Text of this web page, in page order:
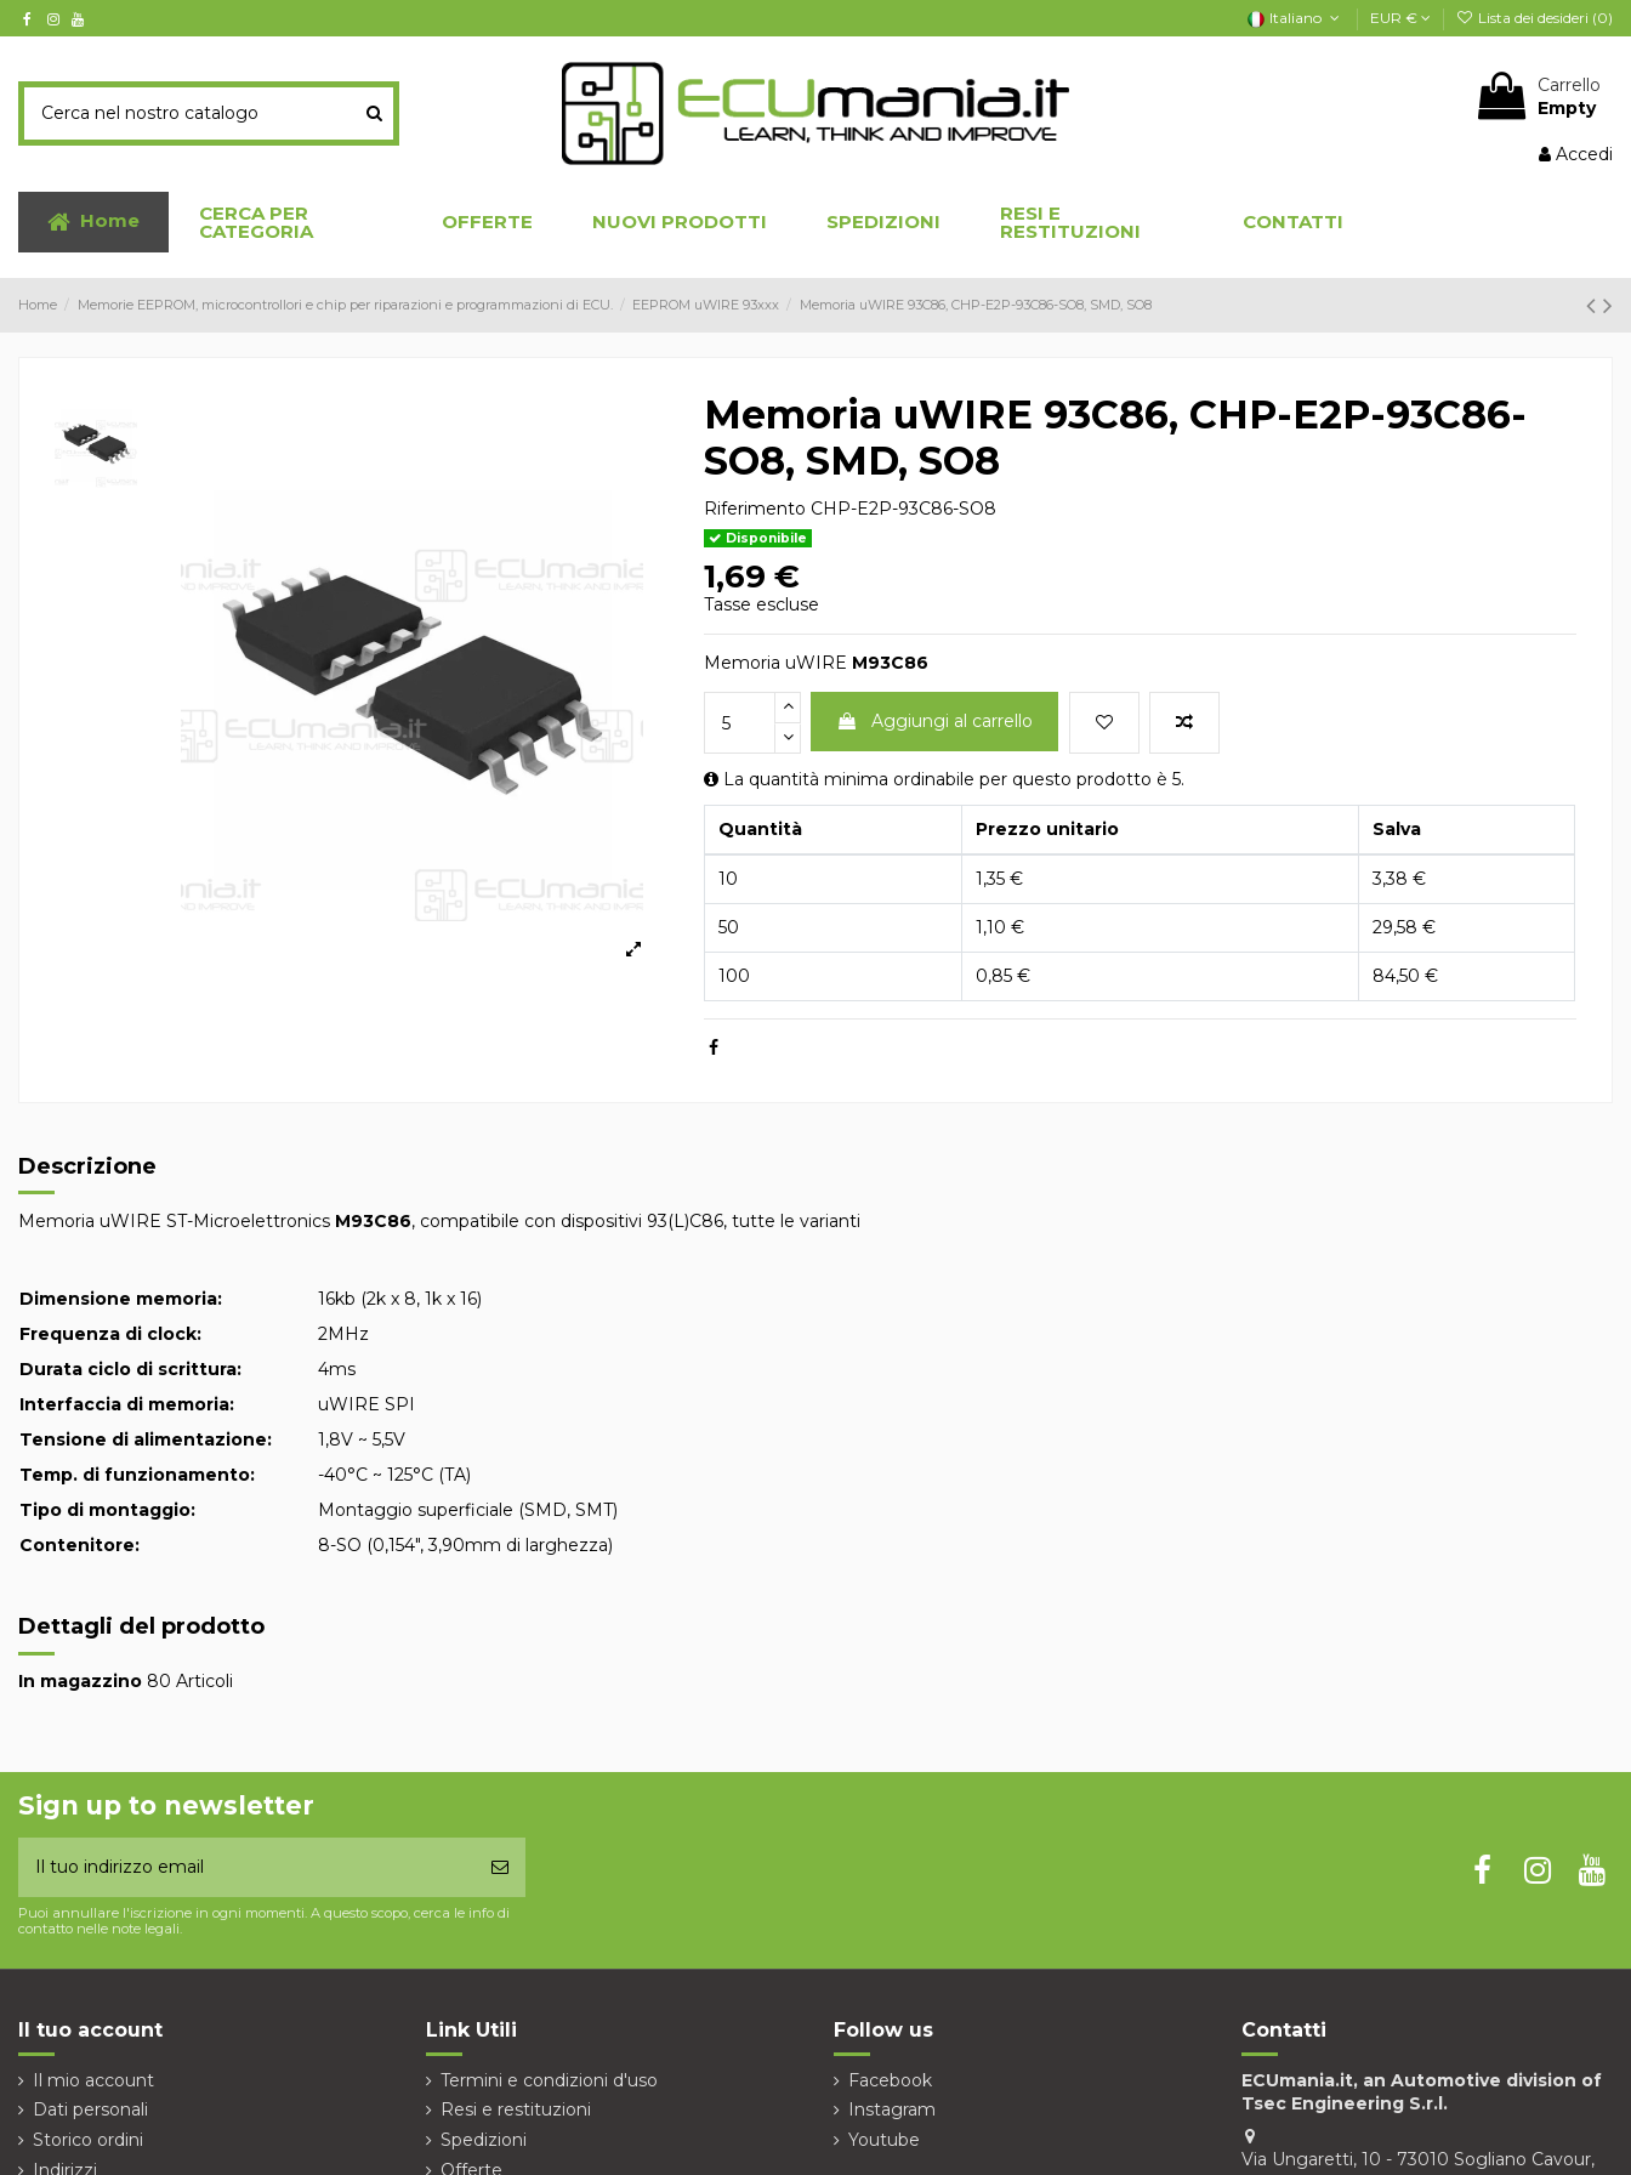
Italiano EUR € Lista dei desideri (0)
Carrello
Empty
Accedi
Home CERCA PER
CATEGORIA OFFERTE NUOVI PRODOTTI SPEDIZIONI RESI E
RESTITUZIONI CONTATTI
Home Memorie EEPROM, microcontrollori e chip per riparazioni e programmazioni di ECU. EEPROM uWIRE 93xxx Memoria uWIRE 93C86, CHP-E2P-93C86-SO8, SMD, SO8
Memoria uWIRE 93C86, CHP-E2P-93C86-
SO8, SMD, SO8
Riferimento CHP-E2P-93C86-SO8
Disponibile
1,69 €
Tasse escluse
Memoria uWIRE M93C86
Aggiungi al carrello
La quantità minima ordinabile per questo prodotto è 5.
Quantità Prezzo unitario Salva
10 1,35 € 3,38 €
50 1,10 € 29,58 €
100 0,85 € 84,50 €
Descrizione
Memoria uWIRE ST-Microelettronics M93C86, compatibile con dispositivi 93(L)C86, tutte le varianti
Dimensione memoria:
16kb (2k x 8, 1k x 16)
Frequenza di clock:
2MHz
Durata ciclo di scrittura:
4ms
Interfaccia di memoria:
uWIRE SPI
Tensione di alimentazione:
1,8V ~ 5,5V
Temp. di funzionamento:
-40°C ~ 125°C (TA)
Tipo di montaggio:
Montaggio superficiale (SMD, SMT)
Contenitore:
8-SO (0,154", 3,90mm di larghezza)
Dettagli del prodotto
In magazzino 80 Articoli
Sign up to newsletter
Puoi annullare l'iscrizione in ogni momenti. A questo scopo, cerca le info di
contatto nelle note legali.
Il tuo account
Il mio account
Dati personali
Storico ordini
Indirizzi
Link Utili
Termini e condizioni d'uso
Resi e restituzioni
Spedizioni
Offerte
Follow us
Facebook
Instagram
Youtube
Contatti
ECUmania.it, an Automotive division of
Tsec Engineering S.r.l.
Via Ungaretti, 10 - 73010 Sogliano Cavour,